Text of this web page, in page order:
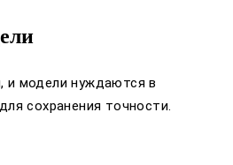
и модели нуждаются в
сохранения точности.